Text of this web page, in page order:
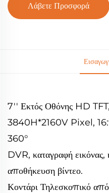
Λάβετε Προσφορά
7'' Εκτός Οθόνης HD
3840H*2160V Pixel,
360°
DVR, καταγραφή εικόνας,
αποθήκευση βίντεο.
Κοντάρι Τηλεσκοπικό